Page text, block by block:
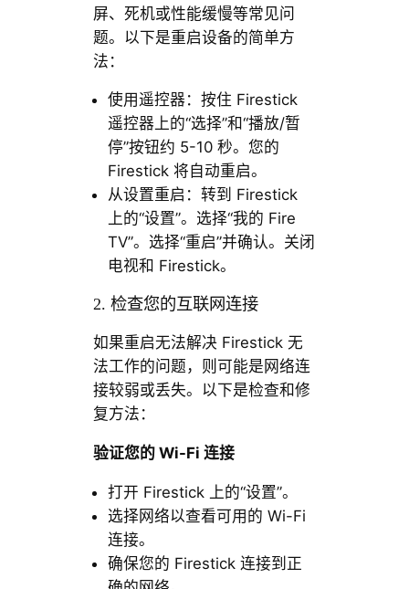
屏、死机或性能缓慢等常见问
题。以下是重启设备的简单方
法：
使用遥控器：按住 Firestick
遥控器上的“选择”和“播放/暂
停”按钮约 5-10 秒。您的
Firestick 将自动重启。
从设置重启：转到 Firestick
上的“设置”。选择“我的 Fire
TV”。选择“重启”并确认。关闭
电视和 Firestick。
2. 检查您的互联网连接
如果重启无法解决 Firestick 无
法工作的问题，则可能是网络连
接较弱或丢失。以下是检查和修
复方法：
验证您的 Wi-Fi 连接
打开 Firestick 上的“设置”。
选择网络以查看可用的 Wi-Fi
连接。
确保您的 Firestick 连接到正